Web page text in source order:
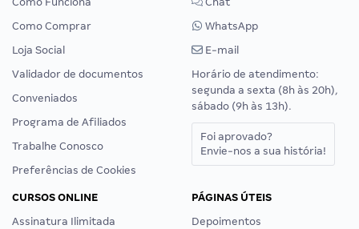
Como Comprar
Loja Social
Validador de documentos
Conveniados
Programa de Afiliados
Trabalhe Conosco
Preferências de Cookies
WhatsApp
E-mail
Horário de atendimento:
segunda a sexta (8h às 20h),
sábado (9h às 13h).
Foi aprovado?
Envie-nos a sua história!
CURSOS ONLINE
Assinatura Ilimitada
PÁGINAS ÚTEIS
Depoimentos